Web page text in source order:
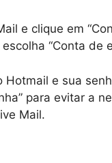
e clique em
“Conta de
e sua
para evitar a
Mail.